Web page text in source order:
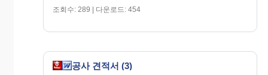
조회수: 289 | 다운로드: 454
공사 견적서 (3)